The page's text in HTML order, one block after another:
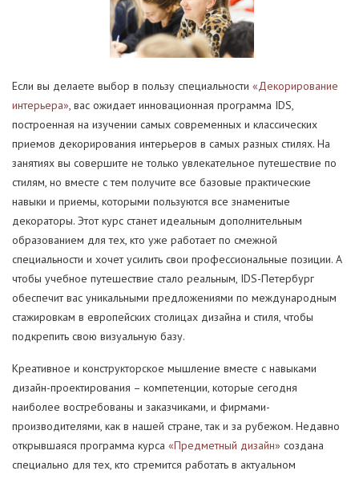
Если вы делаете выбор в пользу специальности «Декорирование
интерьера», вас ожидает инновационная программа IDS,
построенная на изучении самых современных и классических
приемов декорирования интерьеров в самых разных стилях. На
занятиях вы совершите не только увлекательное путешествие по
стилям, но вместе с тем получите все базовые практические
навыки и приемы, которыми пользуются все знаменитые
декораторы. Этот курс станет идеальным дополнительным
образованием для тех, кто уже работает по смежной
специальности и хочет усилить свои профессиональные позиции. А
чтобы учебное путешествие стало реальным, IDS-Петербург
обеспечит вас уникальными предложениями по международным
стажировкам в европейских столицах дизайна и стиля, чтобы
подкрепить свою визуальную базу.
Креативное и конструкторское мышление вместе с навыками
дизайн-проектирования – компетенции, которые сегодня
наиболее востребованы и заказчиками, и фирмами-
производителями, как в нашей стране, так и за рубежом. Недавно
открывшаяся программа курса «Предметный дизайн» создана
специально для тех, кто стремится работать в актуальном